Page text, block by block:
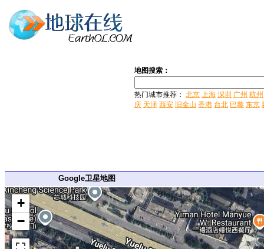
地图搜索：
热门城市推荐： 北京 上海 深圳 广州 杭州
庆 天津 西安 旧金山 香港 台北 巴黎 东京
Google卫星地图
+
−